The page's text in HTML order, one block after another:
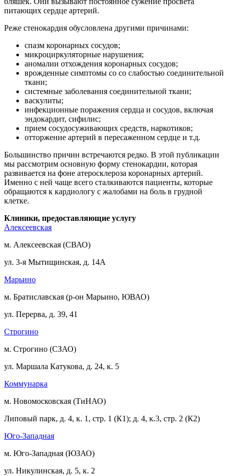
питающих сердце артерий.
Реже стенокардия обусловлена другими причинами:
спазм коронарных сосудов;
микроциркуляторные нарушения;
аномалии отхождения коронарных сосудов;
врожденные симптомы со со слабостью соединительной
ткани;
системные заболевания соединительной ткани;
васкулиты;
инфекционные поражения сердца и сосудов, включая
эндокардит, сифилис;
прием сосудосуживающих средств, наркотиков;
отторжение артерий в пересаженном сердце и т.д.
Большинство причин встречаются редко. В этой публикации
мы рассмотрим основную форму стенокардии, которая
развивается на фоне атеросклероза коронарных артерий.
Именно с ней чаще всего сталкиваются пациенты, которые
обращаются к кардиологу с жалобами на боль в грудной
клетке.
Клиники, предоставляющие услугу
Алексеевская
м. Алексеевская (СВАО)
ул. 3-я Мытищинская, д. 14А
Марьино
м. Братиславская (р-он Марьино, ЮВАО)
ул. Перерва, д. 39, 41
Строгино
м. Строгино (СЗАО)
ул. Маршала Катукова, д. 24, к. 5
Коммунарка
м. Новомосковская (ТиНАО)
Липовый парк, д. 4, к. 1, стр. 1 (К1); д. 4, к.3, стр. 2 (К2)
Юго-Западная
м. Юго-Западная (ЮЗАО)
ул. Никулинская, д. 5, к. 2